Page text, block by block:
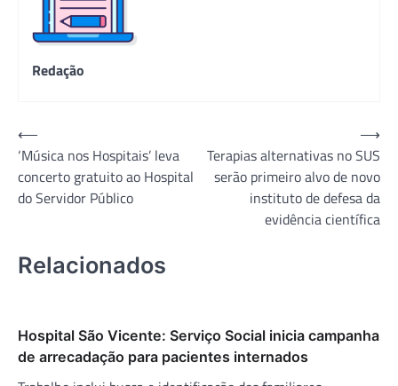
Redação
Navegação
de
Post
⟵
‘Música nos Hospitais’ leva
concerto gratuito ao Hospital
do Servidor Público
Terapias alternativas no SUS
serão primeiro alvo de novo
instituto de defesa da
evidência científica
⟶
Relacionados
Hospital São Vicente: Serviço Social inicia campanha
de arrecadação para pacientes internados